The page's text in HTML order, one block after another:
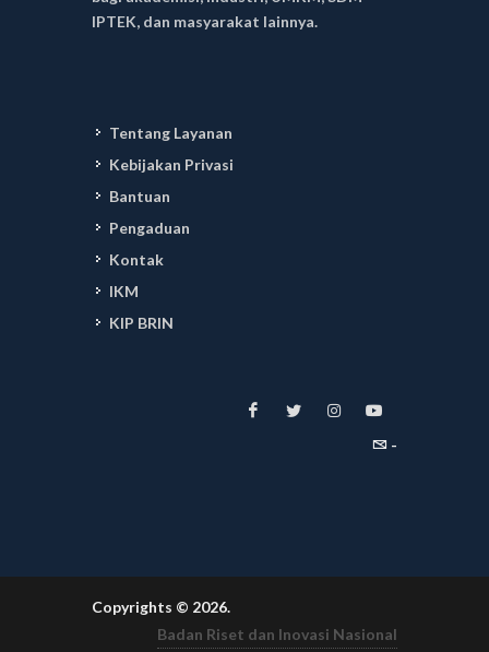
IPTEK, dan masyarakat lainnya.
Tentang Layanan
Kebijakan Privasi
Bantuan
Pengaduan
Kontak
IKM
KIP BRIN
-
Copyrights © 2026.
Badan Riset dan Inovasi Nasional